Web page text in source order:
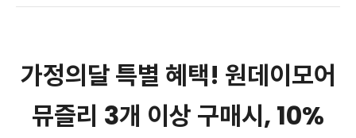
가정의달 특별 혜택! 원데이모어
뮤즐리 3개 이상 구매시, 10%